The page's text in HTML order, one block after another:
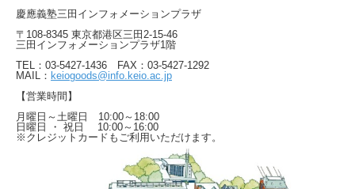
慶應義塾三田インフォメーションプラザ
〒108-8345 東京都港区三田2-15-46
三田インフォメーションプラザ1階
TEL：03-5427-1436 FAX：03-5427-1292
MAIL： keiogoods@info.keio.ac.jp
【営業時間】
月曜日～土曜日 10:00～18:00
日曜日 ・ 祝日 10:00～16:00
※クレジットカードもご利用いただけます。